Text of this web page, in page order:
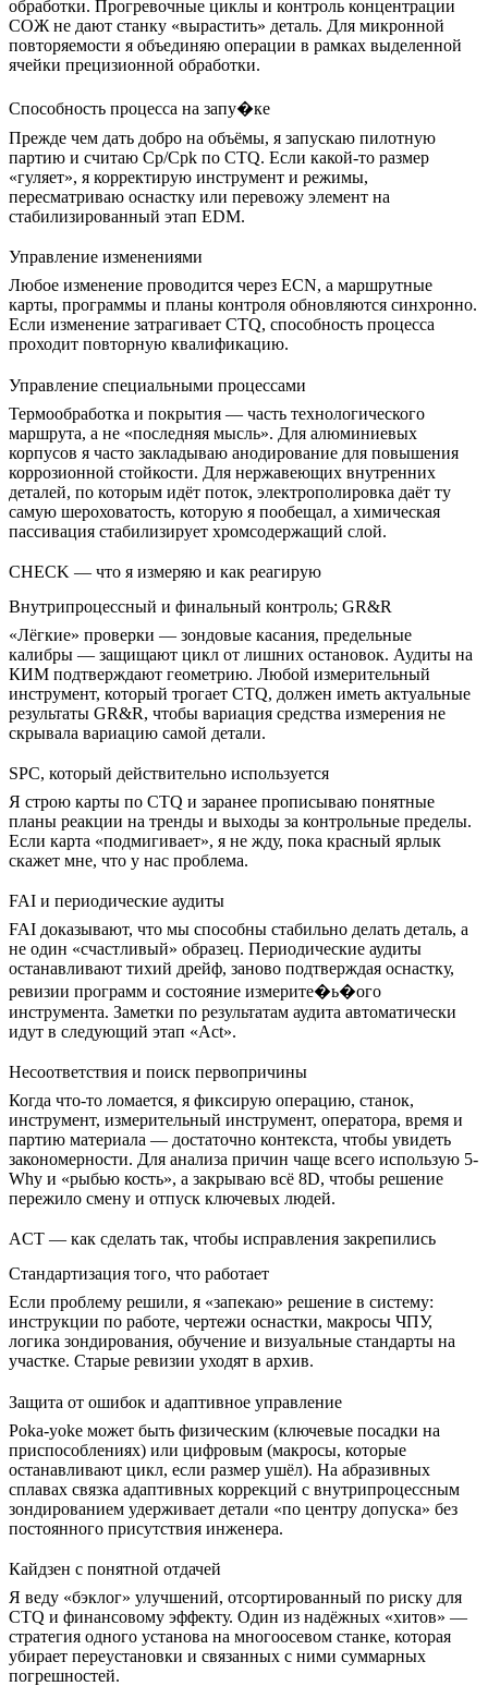
обработки. Прогревочные циклы и контроль концентрации
СОЖ не дают станку «вырастить» деталь. Для микронной
повторяемости я объединяю операции в рамках выделенной
ячейки прецизионной обработки.
Способность процесса на запу�ке
Прежде чем дать добро на объёмы, я запускаю пилотную
партию и считаю Cp/Cpk по CTQ. Если какой-то размер
«гуляет», я корректирую инструмент и режимы,
пересматриваю оснастку или перевожу элемент на
стабилизированный этап EDM.
Управление изменениями
Любое изменение проводится через ECN, а маршрутные
карты, программы и планы контроля обновляются синхронно.
Если изменение затрагивает CTQ, способность процесса
проходит повторную квалификацию.
Управление специальными процессами
Термообработка и покрытия — часть технологического
маршрута, а не «последняя мысль». Для алюминиевых
корпусов я часто закладываю анодирование для повышения
коррозионной стойкости. Для нержавеющих внутренних
деталей, по которым идёт поток, электрополировка даёт ту
самую шероховатость, которую я пообещал, а химическая
пассивация стабилизирует хромсодержащий слой.
CHECK — что я измеряю и как реагирую
Внутрипроцессный и финальный контроль; GR&R
«Лёгкие» проверки — зондовые касания, предельные
калибры — защищают цикл от лишних остановок. Аудиты на
КИМ подтверждают геометрию. Любой измерительный
инструмент, который трогает CTQ, должен иметь актуальные
результаты GR&R, чтобы вариация средства измерения не
скрывала вариацию самой детали.
SPC, который действительно используется
Я строю карты по CTQ и заранее прописываю понятные
планы реакции на тренды и выходы за контрольные пределы.
Если карта «подмигивает», я не жду, пока красный ярлык
скажет мне, что у нас проблема.
FAI и периодические аудиты
FAI доказывают, что мы способны стабильно делать деталь, а
не один «счастливый» образец. Периодические аудиты
останавливают тихий дрейф, заново подтверждая оснастку,
ревизии программ и состояние измерите�ь�ого
инструмента. Заметки по результатам аудита автоматически
идут в следующий этап «Act».
Несоответствия и поиск первопричины
Когда что-то ломается, я фиксирую операцию, станок,
инструмент, измерительный инструмент, оператора, время и
партию материала — достаточно контекста, чтобы увидеть
закономерности. Для анализа причин чаще всего использую 5-
Why и «рыбью кость», а закрываю всё 8D, чтобы решение
пережило смену и отпуск ключевых людей.
ACT — как сделать так, чтобы исправления закрепились
Стандартизация того, что работает
Если проблему решили, я «запекаю» решение в систему:
инструкции по работе, чертежи оснастки, макросы ЧПУ,
логика зондирования, обучение и визуальные стандарты на
участке. Старые ревизии уходят в архив.
Защита от ошибок и адаптивное управление
Poka-yoke может быть физическим (ключевые посадки на
приспособлениях) или цифровым (макросы, которые
останавливают цикл, если размер ушёл). На абразивных
сплавах связка адаптивных коррекций с внутрипроцессным
зондированием удерживает детали «по центру допуска» без
постоянного присутствия инженера.
Кайдзен с понятной отдачей
Я веду «бэклог» улучшений, отсортированный по риску для
CTQ и финансовому эффекту. Один из надёжных «хитов» —
стратегия одного установа на многоосевом станке, которая
убирает переустановки и связанных с ними суммарных
погрешностей.